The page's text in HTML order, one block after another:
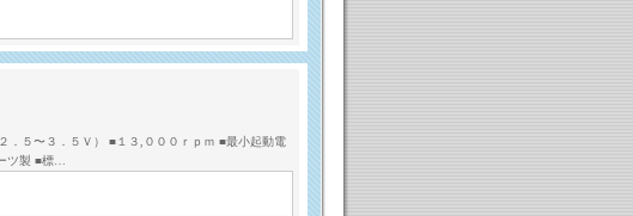
．５〜３．５Ｖ） ■１３,０００ｒｐｍ ■最小起動電
ツ製 ■標…